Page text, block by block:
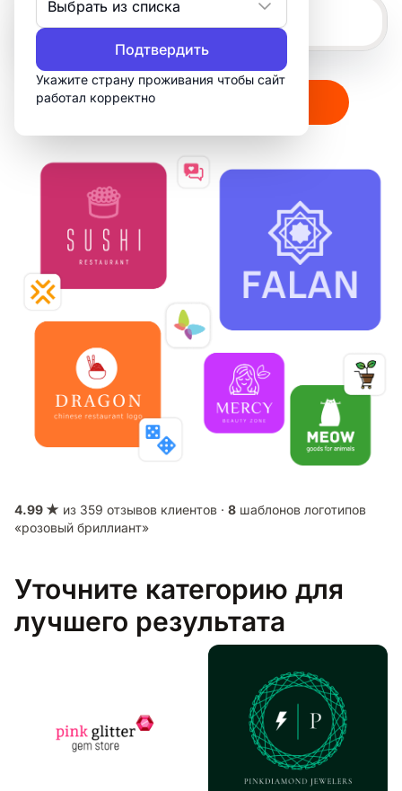
Выбрать из списка
Подтвердить
Укажите страну проживания чтобы сайт
работал корректноСоздать мой логотип
4.99 ★ из 359 отзывов клиентов · 8 шаблонов логотипов
«розовый бриллиант»
Уточните категорию для
лучшего результата